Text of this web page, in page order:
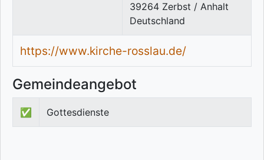
39264 Zerbst / Anhalt
Deutschland
https://www.kirche-rosslau.de/
Gemeindeangebot
✅ Gottesdienste